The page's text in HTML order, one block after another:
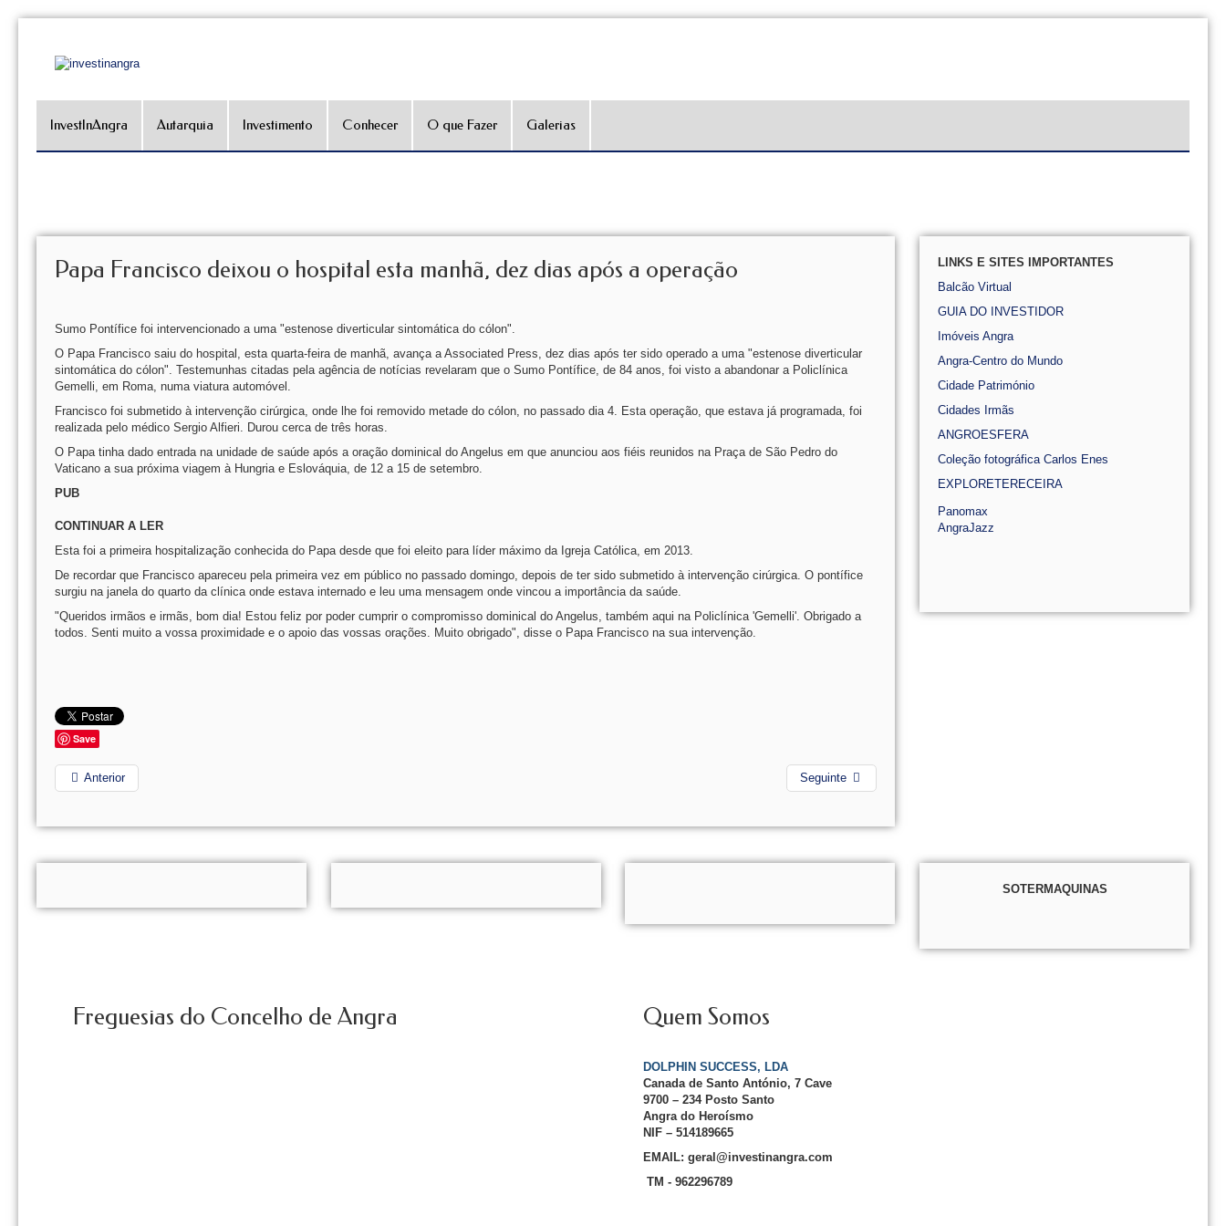
InvestInAngra Autarquia Investimento Conhecer O que Fazer Galerias
Papa Francisco deixou o hospital esta manhã, dez dias após a operação
Sumo Pontífice foi intervencionado a uma "estenose diverticular sintomática do cólon".
O Papa Francisco saiu do hospital, esta quarta-feira de manhã, avança a Associated Press, dez dias após ter sido operado a uma "estenose diverticular
sintomática do cólon". Testemunhas citadas pela agência de notícias revelaram que o Sumo Pontífice, de 84 anos, foi visto a abandonar a Policlínica
Gemelli, em Roma, numa viatura automóvel.
Francisco foi submetido à intervenção cirúrgica, onde lhe foi removido metade do cólon, no passado dia 4. Esta operação, que estava já programada, foi
realizada pelo médico Sergio Alfieri. Durou cerca de três horas.
O Papa tinha dado entrada na unidade de saúde após a oração dominical do Angelus em que anunciou aos fiéis reunidos na Praça de São Pedro do
Vaticano a sua próxima viagem à Hungria e Eslováquia, de 12 a 15 de setembro.
PUB
CONTINUAR A LER
Esta foi a primeira hospitalização conhecida do Papa desde que foi eleito para líder máximo da Igreja Católica, em 2013.
De recordar que Francisco apareceu pela primeira vez em público no passado domingo, depois de ter sido submetido à intervenção cirúrgica. O pontífice
surgiu na janela do quarto da clínica onde estava internado e leu uma mensagem onde vincou a importância da saúde.
"Queridos irmãos e irmãs, bom dia! Estou feliz por poder cumprir o compromisso dominical do Angelus, também aqui na Policlínica 'Gemelli'. Obrigado a
todos. Senti muito a vossa proximidade e o apoio das vossas orações. Muito obrigado", disse o Papa Francisco na sua intervenção.
Save
Anterior Seguinte
LINKS E SITES IMPORTANTES
Balcão Virtual
GUIA DO INVESTIDOR
Imóveis Angra
Angra-Centro do Mundo
Cidade Património
Cidades Irmãs
ANGROESFERA
Coleção fotográfica Carlos Enes
EXPLORETERECEIRA
Panomax
AngraJazz
SOTERMAQUINAS
Freguesias do Concelho de Angra Quem Somos
DOLPHIN SUCCESS, LDA
Canada de Santo António, 7 Cave
9700 – 234 Posto Santo
Angra do Heroísmo
NIF – 514189665
EMAIL: geral@investinangra.com
TM - 962296789